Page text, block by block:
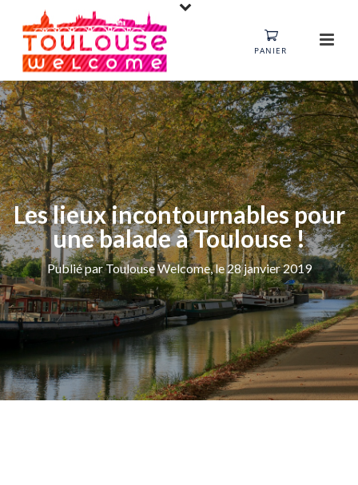
PANIER
Les lieux incontournables pour
une balade à Toulouse !
Publié par Toulouse Welcome, le 28 janvier 2019